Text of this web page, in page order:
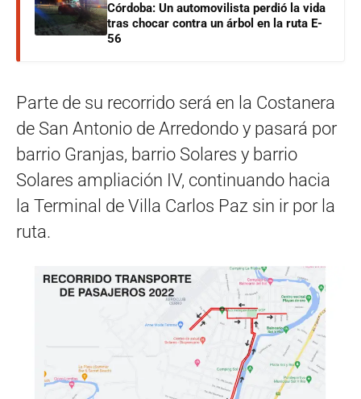
Córdoba: Un automovilista perdió la vida
tras chocar contra un árbol en la ruta E-
56
Parte de su recorrido será en la Costanera
de San Antonio de Arredondo y pasará por
barrio Granjas, barrio Solares y barrio
Solares ampliación IV, continuando hacia
la Terminal de Villa Carlos Paz sin ir por la
ruta.